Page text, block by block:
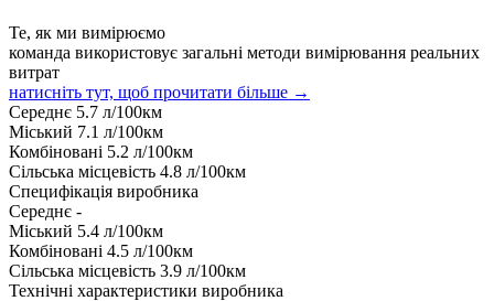
Те, як ми вимірюємо
команда використовує загальні методи вимірювання реальних
витрат
натисніть тут, щоб прочитати більше →
Середнє 5.7 л/100км
Міський 7.1 л/100км
Комбіновані 5.2 л/100км
Сільська місцевість 4.8 л/100км
Специфікація виробника
Середнє -
Міський 5.4 л/100км
Комбіновані 4.5 л/100км
Сільська місцевість 3.9 л/100км
Технічні характеристики виробника